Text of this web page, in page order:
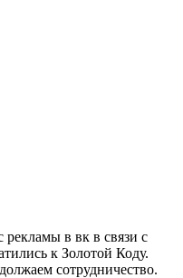
в вк в связи с
к Золотой Коду.
сотрудничество.